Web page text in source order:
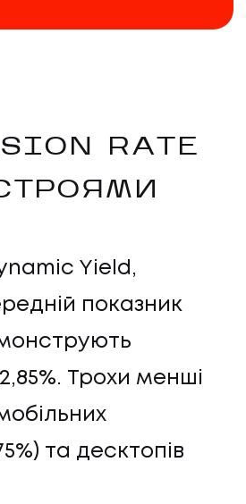
RATE
Yield,
показник
Трохи менші
та десктопів